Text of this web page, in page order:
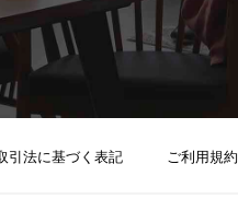
引法に基づく表記 ご利用規約